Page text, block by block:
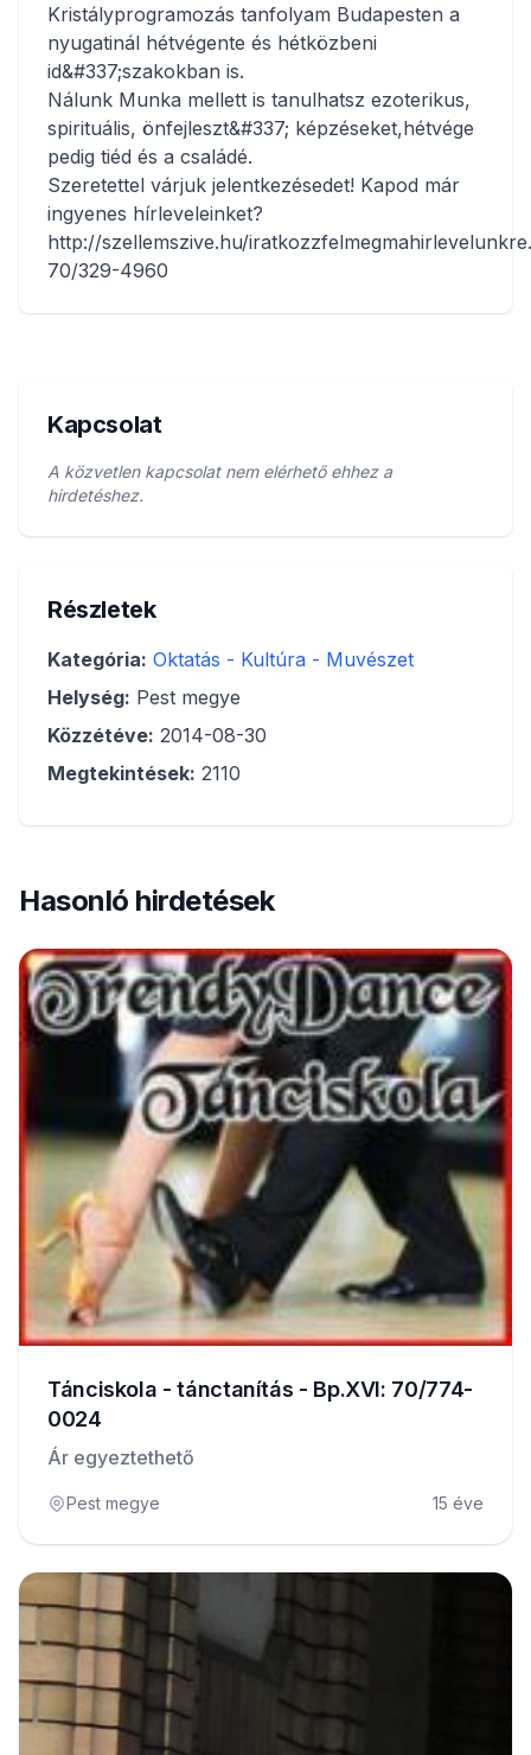
Kristályprogramozás tanfolyam Budapesten a
nyugatinál hétvégente és hétközbeni
id&#337;szakokban is.
Nálunk Munka mellett is tanulhatsz ezoterikus,
spirituális, önfejleszt&#337; képzéseket,hétvége
pedig tiéd és a családé.
Szeretettel várjuk jelentkezésedet! Kapod már
ingyenes hírleveleinket?
http://szellemszive.hu/
70/329-4960
Kapcsolat
A közvetlen kapcsolat nem elérhető ehhez a
hirdetéshez.
Részletek
Kategória: Oktatás - Kultúra - Muvészet
Helység: Pest megye
Közzétéve: 2014-08-30
Megtekintések: 2110
Hasonló hirdetések
Tánciskola - tánctanítás - Bp.XVI: 70/774-
0024
Ár egyeztethető
Pest megye 15 éve